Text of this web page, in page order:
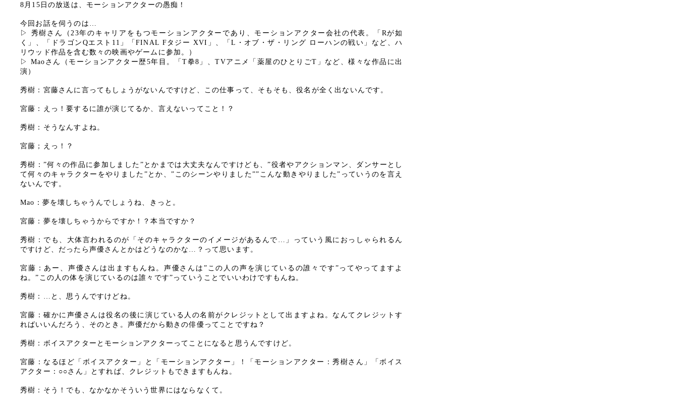
8月15日の放送は、モーションアクターの愚痴！
今回お話を伺うのは…
▷ 秀樹さん（23年のキャリアをもつモーションアクターであり、モーションアクター会社の代表。「Rが如
く」、「ドラゴンQエスト11」「FINAL Fタジー XVI」、「L・オブ・ザ・リング ローハンの戦い」など、ハ
リウッド作品を含む数々の映画やゲームに参加。）
▷ Maoさん（モーションアクター歴5年目。「T拳8」、TVアニメ「薬屋のひとりごT」など、様々な作品に出
演）
秀樹：宮藤さんに言ってもしょうがないんですけど、この仕事って、そもそも、役名が全く出ないんです。
宮藤：えっ！要するに誰が演じてるか、言えないってこと！？
秀樹：そうなんすよね。
宮藤；えっ！？
秀樹：”何々の作品に参加しました”とかまでは大丈夫なんですけども、”役者やアクションマン、ダンサーとし
て何々のキャラクターをやりました”とか、”このシーンやりました””こんな動きやりました”っていうのを言え
ないんです。
Mao：夢を壊しちゃうんでしょうね、きっと。
宮藤：夢を壊しちゃうからですか！？本当ですか？
秀樹：でも、大体言われるのが「そのキャラクターのイメージがあるんで…」っていう風におっしゃられるん
ですけど、だったら声優さんとかはどうなのかな…？って思います。
宮藤：あー、声優さんは出ますもんね。声優さんは”この人の声を演じているの誰々です”ってやってますよ
ね。”この人の体を演じているのは誰々です”っていうことでいいわけですもんね。
秀樹：…と、思うんですけどね。
宮藤：確かに声優さんは役名の後に演じている人の名前がクレジットとして出ますよね。なんてクレジットす
ればいいんだろう、そのとき。声優だから動きの俳優ってことですね？
秀樹：ボイスアクターとモーションアクターってことになると思うんですけど。
宮藤：なるほど「ボイスアクター」と「モーションアクター」！「モーションアクター：秀樹さん」「ボイス
アクター：○○さん」とすれば、クレジットもできますもんね。
秀樹：そう！でも、なかなかそういう世界にはならなくて。